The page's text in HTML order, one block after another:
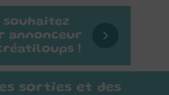
sorties et des